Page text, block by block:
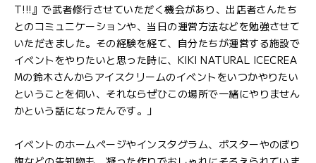
T!!!』で武者修行させていただく機会があり、出店者さんたち
とのコミュニケーションや、当日の運営方法などを勉強させて
いただきました。その経験を経て、自分たちが運営する施設で
イベントをやりたいと思った時に、KIKI NATURAL ICECREA
Mの鈴木さんからアイスクリームのイベントをいつかやりたい
ということを伺い、それならぜひこの場所で一緒にやりません
かという話になったんです。」
イベントのホームページやインスタグラム、ポスターやのぼり